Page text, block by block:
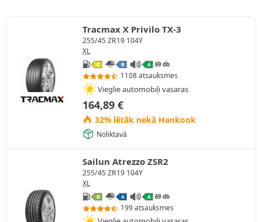
Tracmax X Privilo TX-3
255/45 ZR19 104Y
XL
C B A 69 db
1108 atsauksmes
Vieglie automobiļi vasaras
164,89 €
32% lētāk nekā Hankook
Noliktavā
Sailun Atrezzo ZSR2
255/45 ZR19 104Y
XL
B A A 69 db
199 atsauksmes